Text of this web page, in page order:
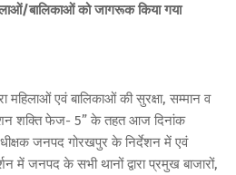
बालिकाओं को जागरूक किया गया
महिलाओं एवं बालिकाओं की सुरक्षा, सम्मान व
शक्ति फेज- 5” के तहत आज दिनांक
जनपद गोरखपुर के निर्देशन में एवं
में जनपद के सभी थानों द्वारा प्रमुख बाजारों,